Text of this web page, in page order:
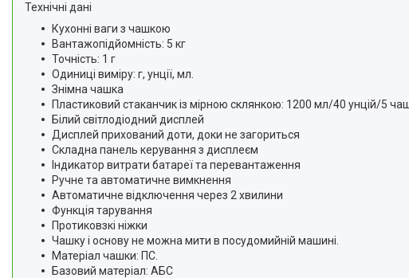
Технічні дані
Кухонні ваги з чашкою
Вантажопідйомність: 5 кг
Точність: 1 г
Одиниці виміру: г, унції, мл.
Знімна чашка
Пластиковий стаканчик із мірною склянкою: 1200 мл/40 унцій/5
Білий світлодіодний дисплей
Дисплей прихований доти, доки не загориться
Складна панель керування з дисплеєм
Індикатор витрати батареї та перевантаження
Ручне та автоматичне вимкнення
Автоматичне відключення через 2 хвилини
Функція тарування
Протиковзкі ніжки
Чашку і основу не можна мити в посудомийній машині.
Матеріал чашки: ПС.
Базовий матеріал: АБС